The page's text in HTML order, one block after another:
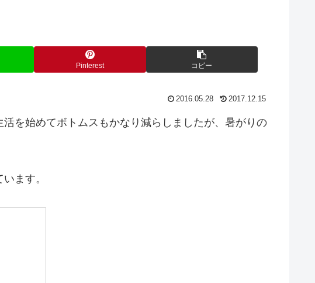
Pinterest コピー
2016.05.28 2017.12.15
活を始めてボトムスもかなり減らしましたが、暑がりの
ます。